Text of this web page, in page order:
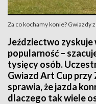
Za co kochamy konie? Gwiazdy
Jeździectwo zyskuje
popularność –
tysięcy osób.
Gwiazd Art Cup przy
sprawia, że jazda
dlaczego tak wiele